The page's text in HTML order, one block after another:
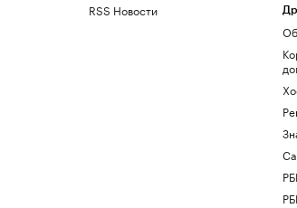
RSS Новости